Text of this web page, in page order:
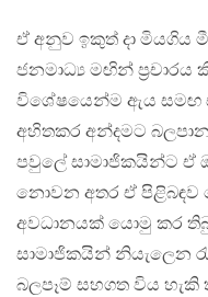
ඒ අනුව ඉකුත් දා මියගිය
ජනමාධ්‍ය මඟින්
විශේෂයෙන්ම ඇය සමඟ
අහිතකර අන්දමට
පවුලේ සාමාජිකයින්ට ඒ
නොවන අතර ඒ පිළිබඳව
අවධානයක් යොමු කර
සාමාජිකයින් නියැලෙන
බලපෑම් සහගත විය